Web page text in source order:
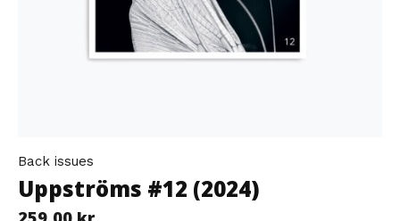
Back issues
Uppströms #12 (2024)